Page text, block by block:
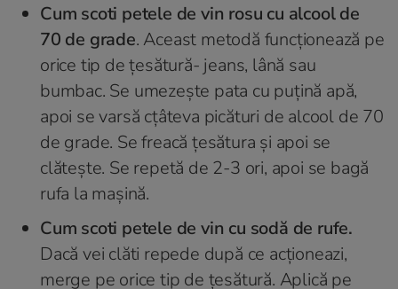
Cum scoti petele de vin rosu cu alcool de
70 de grade. Aceast metodă funcționează pe
orice tip de țesătură- jeans, lână sau
bumbac. Se umezește pata cu puțină apă,
apoi se varsă cțâteva picături de alcool de 70
de grade. Se freacă țesătura și apoi se
clătește. Se repetă de 2-3 ori, apoi se bagă
rufa la mașină.
Cum scoti petele de vin cu sodă de rufe.
Dacă vei clăti repede după ce acționeazi,
merge pe orice tip de țesătură. Aplică pe